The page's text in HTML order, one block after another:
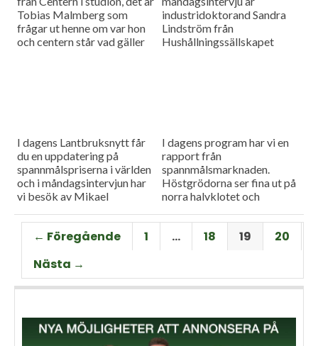
Tobias Malmberg som
frågar ut henne om var hon
och centern står vad gäller
industridoktorand Sandra
Lindström från
Hushållningssällskapet
I dagens Lantbruksnytt får
du en uppdatering på
spannmålspriserna i världen
och i måndagsintervjun har
vi besök av Mikael
Lantmännen.
I dagens program har vi en
rapport från
spannmålsmarknaden.
Höstgrödorna ser fina ut på
norra halvklotet och
Gäst i vår måndagsintervju
är Torbjörn Lithell från HK
Scan som berättar om
slakteribranchens
utmaningar framöver.
← Föregående 1 … 18 19
20
Nästa →